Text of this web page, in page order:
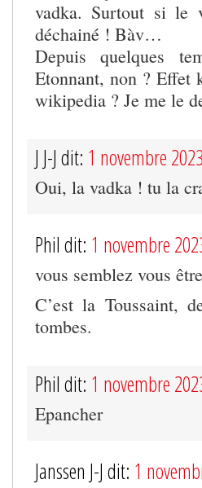
vadka. Surtout si le
déchainé ! Bàv…
Depuis quelques
Etonnant, non ? Effet
wikipedia ? Je me le
J J-J dit: 1 novembre
Oui, la vadka ! tu la
Phil dit: 1 novembre
vous semblez vous
C’est la Toussaint,
tombes.
Phil dit: 1 novembre
Epancher
Janssen J-J dit: 1